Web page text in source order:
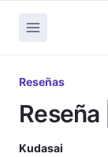
Reseñas
Kudasai